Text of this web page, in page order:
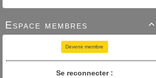

Espace membres
Devenir membre
Se reconnecter :